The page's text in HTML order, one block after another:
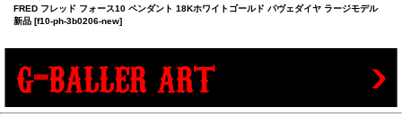
FRED フレッド フォース10 ペンダント 18Kホワイトゴールド パヴェダイヤ ラージモデル
新品 [f10-ph-3b0206-new]